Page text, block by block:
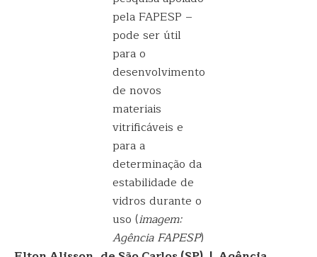
pela FAPESP –
pode ser útil
para o
desenvolvimento
de novos
materiais
vitrificáveis e
para a
determinação da
estabilidade de
vidros durante o
uso (imagem:
Agência FAPESP)